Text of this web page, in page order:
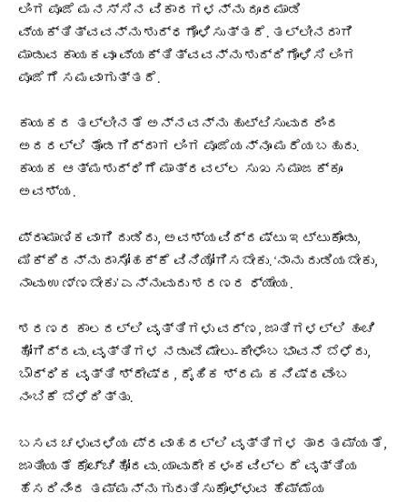
ಲಿಂಗ ಪೂಜೆ ಮನಸ್ಸಿನ ವಿಕಾರಗಳನ್ನು ದೂರಮಾಡಿ
ವ್ಯಕ್ತಿತ್ವವನ್ನು ಶುದ್ಧಗೊಳಿಸುತ್ತದೆ. ತಲ್ಲೀನರಾಗಿ
ಮಾಡುವ ಕಾಯಕವೂ ವ್ಯಕ್ತಿತ್ವವನ್ನು ಶುದ್ದಿಗೊಳಿಸಿ ಲಿಂಗ
ಪೂಜೆಗೆ ಸಮವಾಗುತ್ತದೆ.
ಕಾಯಕದ ತಲ್ಲೀನತೆ ಅನ್ನವನ್ನು ಹುಟ್ಟಿಸುವುದರಿಂದ
ಅದರಲ್ಲಿ ತೊಡಗಿದ್ದಾಗ ಲಿಂಗ ಪೂಜೆಯನ್ನೂ ಮರೆಯಬಹುದು.
ಕಾಯಕ ಆತ್ಮಶುದ್ಧಿಗೆ ಮಾತ್ರವಲ್ಲ ಸುಖ ಸಮಾಜಕ್ಕೂ
ಅವಶ್ಯ.
ಪ್ರಾಮಾಣಿಕವಾಗಿ ದುಡಿದು, ಅವಶ್ಯವಿದ್ದಷ್ಟು ಇಟ್ಟುಕೊಂಡು,
ಮಿಕ್ಕಿದನ್ನು ದಾಸೋಹಕ್ಕೆ ವಿನಿಯೋಗಿಸಬೇಕು. ‘ನಾನು ದುಡಿಯಬೇಕು,
ನಾವು ಉಣ್ಣಬೇಕು’ ಎನ್ನುವುದು ಶರಣರ ಧ್ಯೇಯ.
ಶರಣರ ಕಾಲದಲ್ಲಿ ವೃತ್ತಿಗಳು ವರ್ಣ, ಜಾತಿಗಳಲ್ಲಿ ಹಂಚಿ
ಹೋಗಿದ್ದವು. ವೃತ್ತಿಗಳ ನಡುವೆ ಮೇಲು-ಕೀಳೆಂಬ ಭಾವನೆ ಬೆಳೆದು,
ಬೌದ್ಧಿಕ ವೃತ್ತಿ ಶ್ರೇಷ್ಠ, ದೈಹಿಕ ಶ್ರಮ ಕನಿಷ್ಠವೆಂಬ
ನಂಬಿಕೆ ಬೆಳೆದಿತ್ತು.
ಬಸವ ಚಳುವಳಿಯ ಪ್ರವಾಹದಲ್ಲಿ ವೃತ್ತಿಗಳ ತಾರತಮ್ಯತೆ,
ಜಾತೀಯತೆ ಕೊಚ್ಚಿಹೋದವು. ಯಾವುದೇ ಕಳಂಕವಿಲ್ಲದೆ ವೃತ್ತಿಯ
ಹೆಸರಿನಿಂದ ತಮ್ಮನ್ನು ಗುರುತಿಸುಕೊಳ್ಳುವ ಹೆಮ್ಮೆಯ